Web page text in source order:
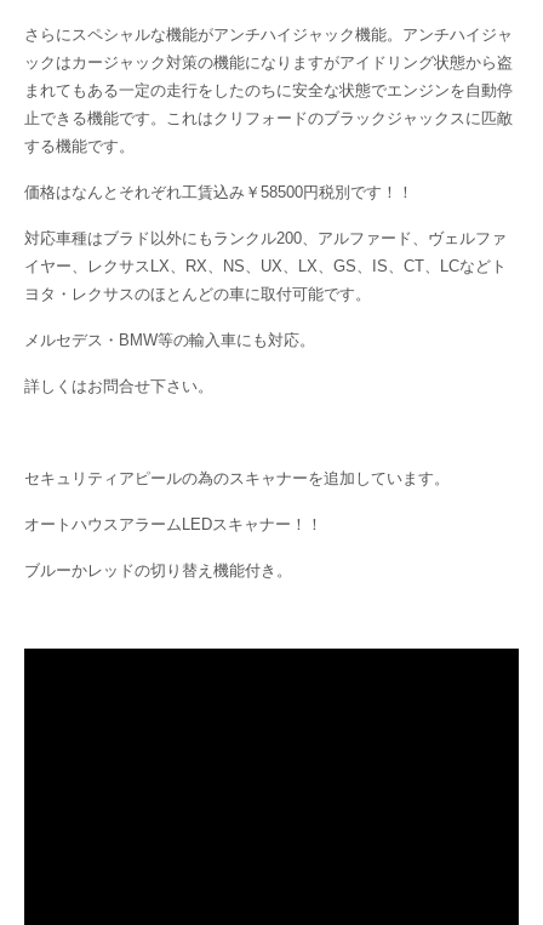
さらにスペシャルな機能がアンチハイジャック機能。アンチハイジャ
ックはカージャック対策の機能になりますがアイドリング状態から盗
まれてもある一定の走行をしたのちに安全な状態でエンジンを自動停
止できる機能です。これはクリフォードのブラックジャックスに匹敵
する機能です。
価格はなんとそれぞれ工賃込み￥58500円税別です！！
対応車種はブラド以外にもランクル200、アルファード、ヴェルファ
イヤー、レクサスLX、RX、NS、UX、LX、GS、IS、CT、LCなどト
ヨタ・レクサスのほとんどの車に取付可能です。
メルセデス・BMW等の輸入車にも対応。
詳しくはお問合せ下さい。
セキュリティアピールの為のスキャナーを追加しています。
オートハウスアラームLEDスキャナー！！
ブルーかレッドの切り替え機能付き。